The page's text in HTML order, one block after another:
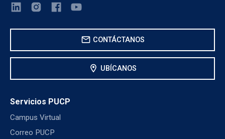
mail CONTÁCTANOS
location_on UBÍCANOS
Servicios PUCP
Campus Virtual
Correo PUCP